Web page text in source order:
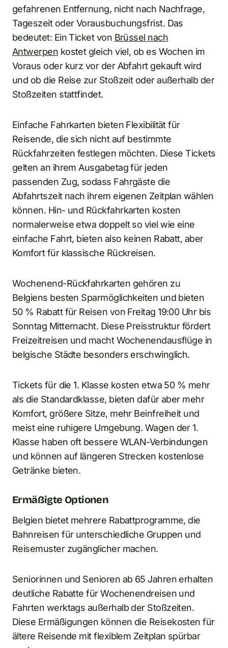
gefahrenen Entfernung, nicht nach Nachfrage,
Tageszeit oder Vorausbuchungsfrist. Das
bedeutet: Ein Ticket von Brüssel nach
Antwerpen kostet gleich viel, ob es Wochen im
Voraus oder kurz vor der Abfahrt gekauft wird
und ob die Reise zur Stoßzeit oder außerhalb der
Stoßzeiten stattfindet.
Einfache Fahrkarten bieten Flexibilität für
Reisende, die sich nicht auf bestimmte
Rückfahrzeiten festlegen möchten. Diese Tickets
gelten an ihrem Ausgabetag für jeden
passenden Zug, sodass Fahrgäste die
Abfahrtszeit nach ihrem eigenen Zeitplan wählen
können. Hin- und Rückfahrkarten kosten
normalerweise etwa doppelt so viel wie eine
einfache Fahrt, bieten also keinen Rabatt, aber
Komfort für klassische Rückreisen.
Wochenend-Rückfahrkarten gehören zu
Belgiens besten Sparmöglichkeiten und bieten
50 % Rabatt für Reisen von Freitag 19:00 Uhr bis
Sonntag Mitternacht. Diese Preisstruktur fördert
Freizeitreisen und macht Wochenendausflüge in
belgische Städte besonders erschwinglich.
Tickets für die 1. Klasse kosten etwa 50 % mehr
als die Standardklasse, bieten dafür aber mehr
Komfort, größere Sitze, mehr Beinfreiheit und
meist eine ruhigere Umgebung. Wagen der 1.
Klasse haben oft bessere WLAN-Verbindungen
und können auf längeren Strecken kostenlose
Getränke bieten.
Ermäßigte Optionen
Belgien bietet mehrere Rabattprogramme, die
Bahnreisen für unterschiedliche Gruppen und
Reisemuster zugänglicher machen.
Seniorinnen und Senioren ab 65 Jahren erhalten
deutliche Rabatte für Wochenendreisen und
Fahrten werktags außerhalb der Stoßzeiten.
Diese Ermäßigungen können die Reisekosten für
ältere Reisende mit flexiblem Zeitplan spürbar